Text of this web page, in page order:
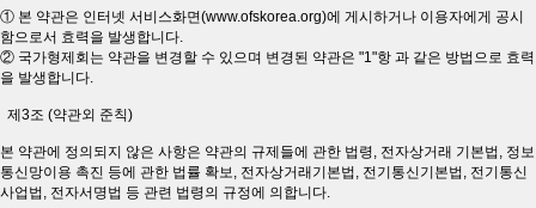
① 본 약관은 인터넷 서비스화면(www.ofskorea.org)에 게시하거나 이용자에게 공시
함으로서 효력을 발생합니다.
② 국가형제회는 약관을 변경할 수 있으며 변경된 약관은 "1"항 과 같은 방법으로 효력
을 발생합니다.
제3조 (약관외 준칙)
본 약관에 정의되지 않은 사항은 약관의 규제들에 관한 법령, 전자상거래 기본법, 정보
통신망이용 촉진 등에 관한 법률 확보, 전자상거래기본법, 전기통신기본법, 전기통신
사업법, 전자서명법 등 관련 법령의 규정에 의합니다.